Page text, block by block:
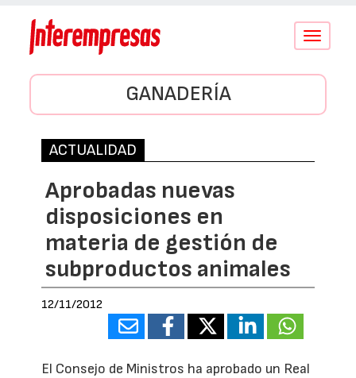
Conmutar
GANADERÍA
ACTUALIDAD
Aprobadas nuevas
disposiciones en
materia de gestión de
subproductos animales
12/11/2012
El Consejo de Ministros ha aprobado un Real